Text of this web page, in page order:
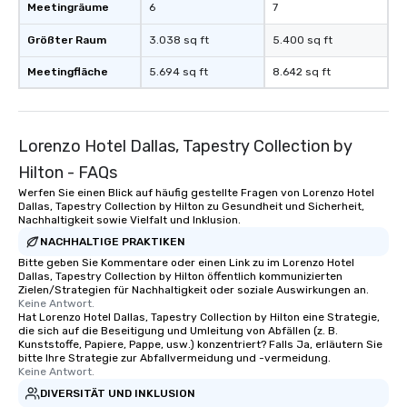
Meetingräume
Größter Raum
Meetingfläche
6
3.038 sq ft
5.694 sq ft
7
5.400 sq ft
8.642 sq ft
Lorenzo Hotel Dallas, Tapestry Collection by
Hilton - FAQs
Werfen Sie einen Blick auf häufig gestellte Fragen von Lorenzo Hotel
Dallas, Tapestry Collection by Hilton zu Gesundheit und Sicherheit,
Nachhaltigkeit sowie Vielfalt und Inklusion.
NACHHALTIGE PRAKTIKEN
Bitte geben Sie Kommentare oder einen Link zu im Lorenzo Hotel
Dallas, Tapestry Collection by Hilton öffentlich kommunizierten
Zielen/Strategien für Nachhaltigkeit oder soziale Auswirkungen an.
Keine Antwort.
Hat Lorenzo Hotel Dallas, Tapestry Collection by Hilton eine Strategie,
die sich auf die Beseitigung und Umleitung von Abfällen (z. B.
Kunststoffe, Papiere, Pappe, usw.) konzentriert? Falls Ja, erläutern Sie
bitte Ihre Strategie zur Abfallvermeidung und -vermeidung.
Keine Antwort.
DIVERSITÄT UND INKLUSION